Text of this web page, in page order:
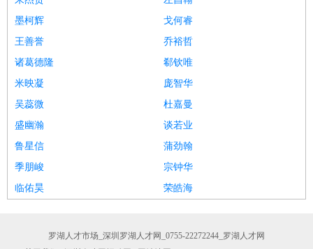
墨柯辉
戈何睿
王善誉
乔裕哲
诸葛德隆
郗钦唯
米映凝
庞智华
吴蕊微
杜嘉曼
盛幽瀚
谈若业
鲁星信
蒲劲翰
季朋峻
宗钟华
临佑昊
荣皓海
罗湖人才市场_深圳罗湖人才网_0755-22272244_罗湖人才网